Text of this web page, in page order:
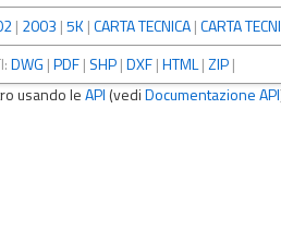
| 2003 |5K |CARTA TECNICA |CARTA
DWG |PDF | SHP |DXF |HTML |ZIP |
usando leAPI (vediDocumentazione API